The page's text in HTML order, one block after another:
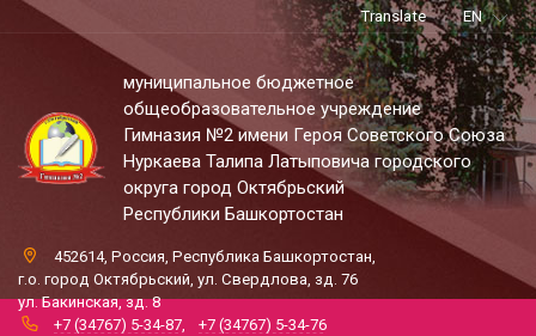
Translate EN
муниципальное бюджетное
общеобразовательное учреждение
Гимназия №2 имени Героя Советского Союза
Нуркаева Талипа Латыповича городского
округа город Октябрьский
Республики Башкортостан
452614, Россия, Республика Башкортостан,
г.о. город Октябрьский, ул. Свердлова, зд. 76
ул. Бакинская, зд. 8
+7 (34767) 5-34-87
+7 (34767) 5-34-76